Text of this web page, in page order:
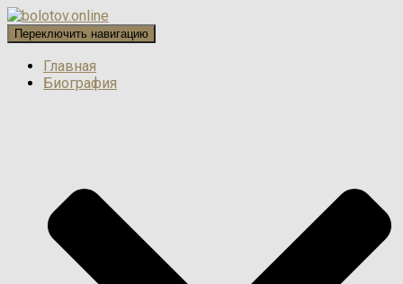
Переключить навигацию
Главная
Биография